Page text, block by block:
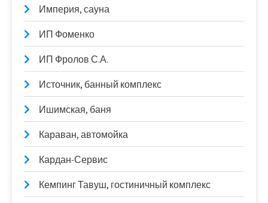
Империя, сауна
ИП Фоменко
ИП Фролов С.А.
Источник, банный комплекс
Ишимская, баня
Караван, автомойка
Кардан-Сервис
Кемпинг Тавуш, гостиничный комплекс